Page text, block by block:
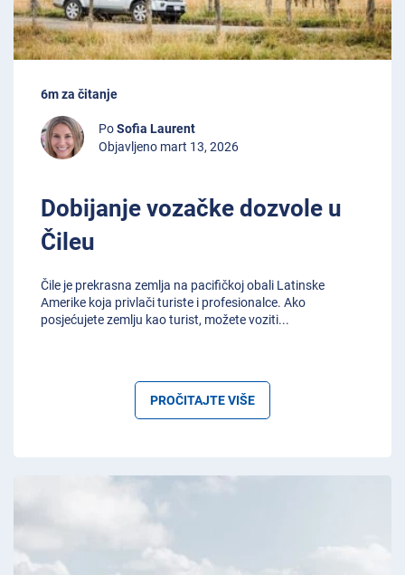
6m za čitanje
PoSofia Laurent
Objavljeno mart 13, 2026
Dobijanje vozačke dozvole u
Čileu
Čile je prekrasna zemlja na pacifičkoj obali Latinske
Amerike koja privlači turiste i profesionalce. Ako
posjećujete zemlju kao turist, možete voziti...
PROČITAJTE VIŠE